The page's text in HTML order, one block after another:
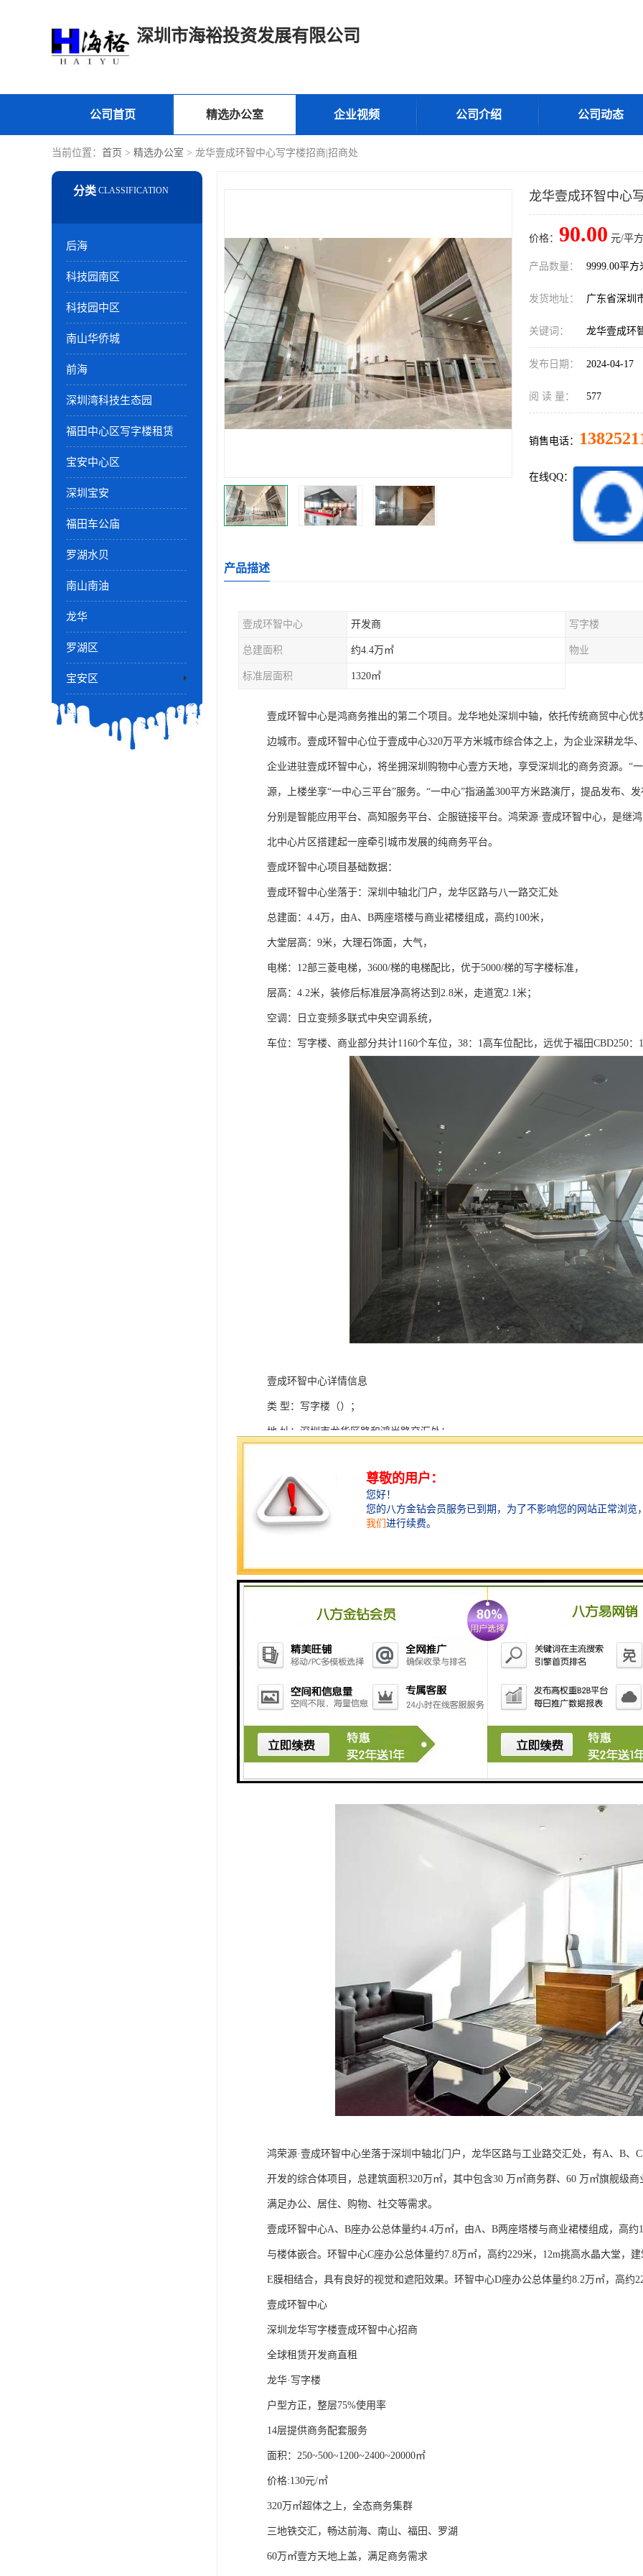
深圳市海裕投资发展有限公司
公司首页 精选办公室 企业视频 公司介绍 公司动态
当前位置： 首页 > 精选办公室 > 龙华壹成环智中心写字楼招商|招商处
后海
科技园南区
科技园中区
南山华侨城
前海
深圳湾科技生态园
福田中心区写字楼租赁
宝安中心区
深圳宝安
福田车公庙
罗湖水贝
南山南油
龙华
罗湖区
宝安区
龙华壹成环智中心
价格： 90.00 元/平
产品数量： 9999.00平方
发货地址： 广东省深圳
关键词： 龙华壹成环
发布日期： 2024-04-17
阅 读 量： 577
销售电话：
在线QQ：
产品描述
壹成环智中心 开发商 写字楼
总建面积 约4.4万㎡ 物业
标准层面积 1320㎡
壹成环智中心是鸿商务推出的第二个项目。龙华地处深圳中轴，依托传统商贸中心
边城市。壹成环智中心位于壹成中心320万平方米城市综合体之上，为企业深耕龙华
企业进驻壹成环智中心，将坐拥深圳购物中心壹方天地，享受深圳北的商务资源。“
源，上楼坐享“一中心三平台”服务。“一中心”指涵盖300平方米路演厅，提品发布、
分别是智能应用平台、高知服务平台、企服链接平台。鸿荣源·壹成环智中心，是继
北中心片区搭建起一座牵引城市发展的纯商务平台。
壹成环智中心项目基础数据：
壹成环智中心坐落于：深圳中轴北门户，龙华区路与八一路交汇处
总建面：4.4万，由A、B两座塔楼与商业裙楼组成，高约100米，
大堂层高：9米，大理石饰面，大气，
电梯：12部三菱电梯，3600/梯的电梯配比，优于5000/梯的写字楼标准，
层高：4.2米，装修后标准层净高将达到2.8米，走道宽2.1米；
空调：日立变频多联式中央空调系统，
车位：写字楼、商业部分共计1160个车位，38：1高车位配比，远优于福田CBD250：
壹成环智中心详情信息
类 型：写字楼（）；
地 址：深圳市龙华区路和鸿尚路交汇处；
电 梯： 客梯数12部；
租金均价： 96-125 元/㎡·月；
层高/净高： 4.2米/3.8米；
实用率： 70%；
电梯：12部三菱电梯，3600㎡/梯的电梯配比，5000㎡/梯的国际写字楼标准；
空间：层高4.2米，装修后标准层净高将达到2.8米，走道宽2.1米；
空调：采用日立变频多联式中央空调系统，科学安排用电周期，减少空调运营成本
车位：配置智能化停车系统，实现停车引导、反向寻车及智能缴费等功能。写字楼
特设电动轿车充车位。
鸿荣源·壹成环智中心坐落于深圳中轴北门户，龙华区路与工业路交汇处，有A、B、
开发的综合体项目，总建筑面积320万㎡，其中包含30 万㎡商务群、60 万㎡旗舰级
满足办公、居住、购物、社交等需求。
壹成环智中心A、B座办公总体量约4.4万㎡，由A、B两座塔楼与商业裙楼组成，高
与楼体嵌合。环智中心C座办公总体量约7.8万㎡，高约229米，12m挑高水晶大堂，
E膜相结合，具有良好的视觉和遮阳效果。环智中心D座办公总体量约8.2万㎡，高约
壹成环智中心
深圳龙华写字楼壹成环智中心招商
全球租赁开发商直租
龙华·写字楼
户型方正，整层75%使用率
14层提供商务配套服务
面积：250~500~1200~2400~20000㎡
价格:130元/㎡
320万㎡超体之上，全态商务集群
三地铁交汇，畅达前海、南山、福田、罗湖
60万㎡壹方天地上盖，满足商务需求